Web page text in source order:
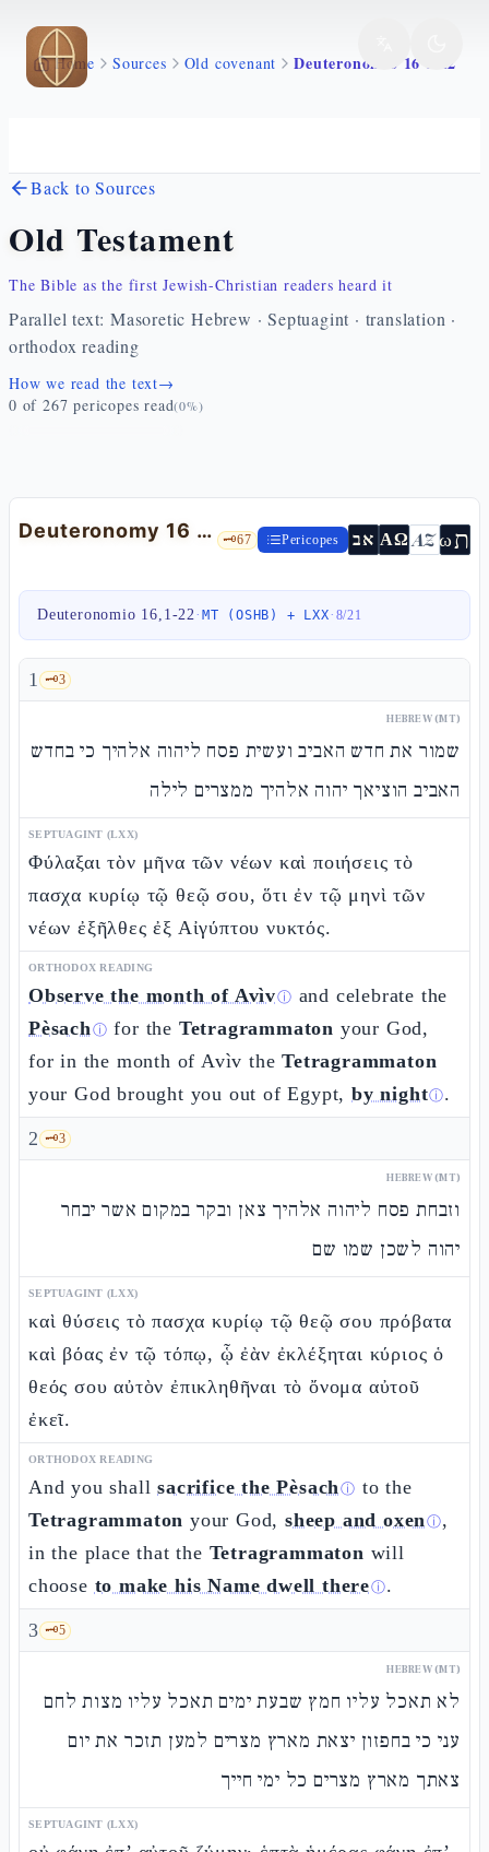
Skip to main content
Home Sources Old covenant Deuteronomio 16 1 22
Back to Sources
Old Testament
The Bible as the first Jewish-Christian readers heard it
Parallel text: Masoretic Hebrew · Septuagint · translation ·
orthodox reading
How we read the text→
0 of 267 pericopes read(0%)
Deuteronomy 16 — The three pilgrimage festivals and «justice, justice you shall pursue» 🗝️67 Pericopes אב ΑΩ AZωת
Deuteronomio 16,1-22· MT (OSHB) + LXX· 8/21
1 🗝️3
HEBREW (MT)
שמור את חדש האביב ועשית פסח ליהוה אלהיך כי בחדש
האביב הוציאך יהוה אלהיך ממצרים לילה
SEPTUAGINT (LXX)
Φύλαξαι τὸν μῆνα τῶν νέων καὶ ποιήσεις τὸ
πασχα κυρίῳ τῷ θεῷ σου, ὅτι ἐν τῷ μηνὶ τῶν
νέων ἐξῆλθες ἐξ Αἰγύπτου νυκτός.
ORTHODOX READING
Observe the month of Avìvⓘ and celebrate the
Pèsachⓘ for the Tetragrammaton your God,
for in the month of Avìv theTetragrammaton
your God brought you out of Egypt, by nightⓘ.
2 🗝️3
HEBREW (MT)
וזבחת פסח ליהוה אלהיך צאן ובקר במקום אשר יבחר
יהוה לשכן שמו שם
SEPTUAGINT (LXX)
καὶ θύσεις τὸ πασχα κυρίῳ τῷ θεῷ σου πρόβατα
καὶ βόας ἐν τῷ τόπῳ, ᾧ ἐὰν ἐκλέξηται κύριος ὁ
θεός σου αὐτὸν ἐπικληθῆναι τὸ ὄνομα αὐτοῦ
ἐκεῖ.
ORTHODOX READING
And you shallsacrifice the Pèsachⓘ to the
Tetragrammaton your God,sheep and oxenⓘ,
in the place that the Tetragrammaton will
choose to make his Name dwell thereⓘ.
3 🗝️5
HEBREW (MT)
לא תאכל עליו חמץ שבעת ימים תאכל עליו מצות לחם
עני כי בחפזון יצאת מארץ מצרים למען תזכר את יום
צאתך מארץ מצרים כל ימי חייך
SEPTUAGINT (LXX)